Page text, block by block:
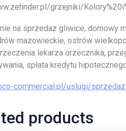
grzejniki/
na sprzedaz gliwice, domowy
mazowieckie, ostrów
lekarza orzecznika,
spłata kredytu
commercial.pl/uslugi/
products